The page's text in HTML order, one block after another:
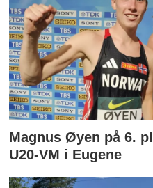
Magnus Øyen på 6.
U20-VM i Eugene